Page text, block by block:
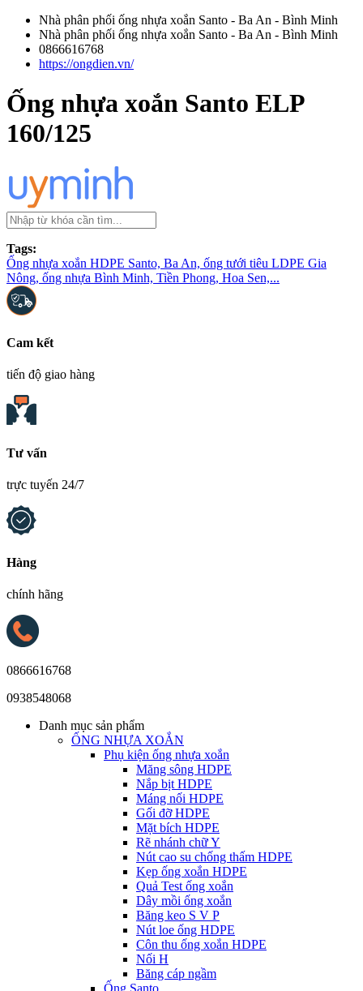
Nhà phân phối ống nhựa xoắn Santo - Ba An - Bình Minh
Nhà phân phối ống nhựa xoắn Santo - Ba An - Bình Minh
0866616768
https://ongdien.vn/
Ống nhựa xoắn Santo ELP
160/125
Tags:
Ống nhựa xoắn HDPE Santo, Ba An, ống tưới tiêu LDPE Gia
Nông, ống nhựa Bình Minh, Tiền Phong, Hoa Sen,...
Cam kết
tiến độ giao hàng
Tư vấn
trực tuyến 24/7
Hàng
chính hãng
0866616768
0938548068
Danh mục sản phẩm
ỐNG NHỰA XOẮN
Phụ kiện ống nhựa xoắn
Măng sông HDPE
Nắp bịt HDPE
Máng nối HDPE
Gối đỡ HDPE
Mặt bích HDPE
Rẽ nhánh chữ Y
Nút cao su chống thấm HDPE
Kẹp ống xoắn HDPE
Quả Test ống xoắn
Dây mồi ống xoắn
Băng keo S V P
Nút loe ống HDPE
Côn thu ống xoắn HDPE
Nối H
Băng cáp ngầm